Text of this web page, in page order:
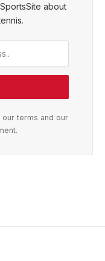
about
terms and our